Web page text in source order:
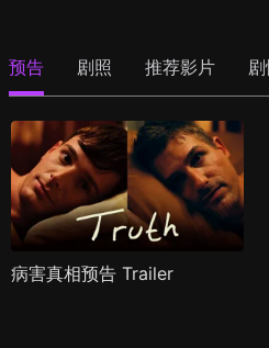
预告 剧照 推荐影片
病害真相预告 Trailer